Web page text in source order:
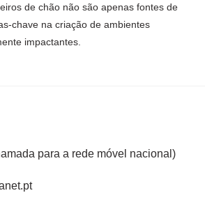
de chão não são apenas fontes de
chave na criação de ambientes
impactantes.
para a rede móvel nacional )